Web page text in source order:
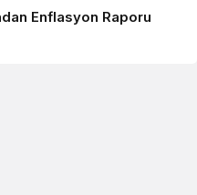
Enflasyon Raporu